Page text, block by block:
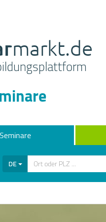
markt.de
Seminare
DE